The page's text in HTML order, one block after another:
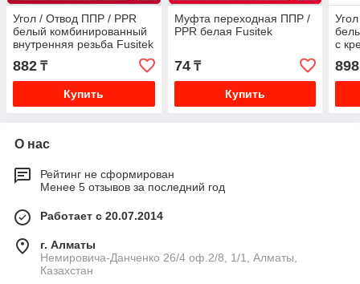
Угол / Отвод ППР / PPR
белый комбинированный
внутренняя резьба Fusitek
882 ₸
Купить
Муфта переходная ППР /
PPR белая Fusitek
74₸
Купить
с
898
О нас
Рейтинг не сформирован
Менее 5 отзывов за последний год
Работает с 20.07.2014
г. Алматы
Немировича-Данченко 26/4 оф.2/8, 1/1, Алматы,
Казахстан